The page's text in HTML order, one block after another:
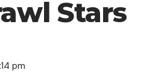
Stars
pm